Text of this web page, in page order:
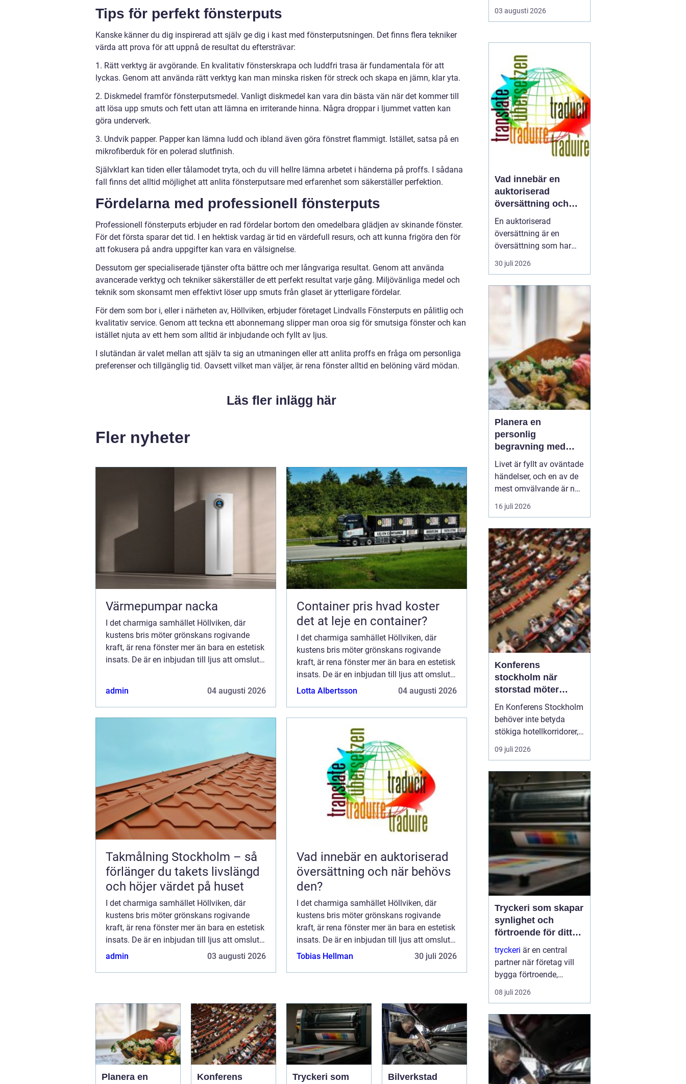
Tips för perfekt fönsterputs
Kanske känner du dig inspirerad att själv ge dig i kast med fönsterputsningen. Det finns flera tekniker
värda att prova för att uppnå de resultat du eftersträvar:
1. Rätt verktyg är avgörande. En kvalitativ fönsterskrapa och luddfri trasa är fundamentala för att
lyckas. Genom att använda rätt verktyg kan man minska risken för streck och skapa en jämn, klar yta.
2. Diskmedel framför fönsterputsmedel. Vanligt diskmedel kan vara din bästa vän när det kommer till
att lösa upp smuts och fett utan att lämna en irriterande hinna. Några droppar i ljummet vatten kan
göra underverk.
3. Undvik papper. Papper kan lämna ludd och ibland även göra fönstret flammigt. Istället, satsa på en
mikrofiberduk för en polerad slutfinish.
Självklart kan tiden eller tålamodet tryta, och du vill hellre lämna arbetet i händerna på proffs. I sådana
fall finns det alltid möjlighet att anlita fönsterputsare med erfarenhet som säkerställer perfektion.
Fördelarna med professionell fönsterputs
Professionell fönsterputs erbjuder en rad fördelar bortom den omedelbara glädjen av skinande fönster.
För det första sparar det tid. I en hektisk vardag är tid en värdefull resurs, och att kunna frigöra den för
att fokusera på andra uppgifter kan vara en välsignelse.
Dessutom ger specialiserade tjänster ofta bättre och mer långvariga resultat. Genom att använda
avancerade verktyg och tekniker säkerställer de ett perfekt resultat varje gång. Miljövänliga medel och
teknik som skonsamt men effektivt löser upp smuts från glaset är ytterligare fördelar.
För dem som bor i, eller i närheten av, Höllviken, erbjuder företaget Lindvalls Fönsterputs en pålitlig och
kvalitativ service. Genom att teckna ett abonnemang slipper man oroa sig för smutsiga fönster och kan
istället njuta av ett hem som alltid är inbjudande och fyllt av ljus.
I slutändan är valet mellan att själv ta sig an utmaningen eller att anlita proffs en fråga om personliga
preferenser och tillgänglig tid. Oavsett vilket man väljer, är rena fönster alltid en belöning värd mödan.
Läs fler inlägg här
Fler nyheter
Värmepumpar nacka
I det charmiga samhället Höllviken, där
kustens bris möter grönskans rogivande
kraft, är rena fönster mer än bara en estetisk
insats. De är en inbjudan till ljus att omsluta
admin
04 augusti 2026
Container pris hvad koster
det at leje en container?
I det charmiga samhället Höllviken, där
kustens bris möter grönskans rogivande
kraft, är rena fönster mer än bara en estetisk
insats. De är en inbjudan till ljus att omsluta
hemmet, vilket skapar en harmon...
Lotta Albertsson 04 augusti 2026
Takmålning Stockholm – så
förlänger du takets livslängd
och höjer värdet på huset
I det charmiga samhället Höllviken, där
kustens bris möter grönskans rogivande
kraft, är rena fönster mer än bara en estetisk
insats. De är en inbjudan till ljus att omsluta
hemmet, vilket skapar en harmon...
admin 03 augusti 2026
Vad innebär en auktoriserad
översättning och när behövs
den?
I det charmiga samhället Höllviken, där
kustens bris möter grönskans rogivande
kraft, är rena fönster mer än bara en estetisk
insats. De är en inbjudan till ljus att omsluta
hemmet, vilket skapar en harmon...
Tobias Hellman 30 juli 2026
Planera en Konferens Tryckeri som Bilverkstad
fräscha upp husets
utseende. Den skyddar
str...
03 augusti 2026
Vad innebär en
auktoriserad
översättning och
när behövs den?
En auktoriserad
översättning är en
översättning som har
juridisk giltighet. Den
utförs av en översättare
Kammarkollegiet och
att översättningen...
30 juli 2026
Planera en
personlig
begravning med
hjälp av en
begravningsbyrå
Livet är fyllt av oväntade
händelser, och en av de
mest omvälvande är när
någon nära oss går bort.
Det kan vara en
logistisk utmaning att
hantera. Här kommer en
begravning...
16 juli 2026
Konferens
stockholm när
storstad möter
rofylld landsbygd
En Konferens Stockholm
behöver inte betyda
stökiga hotellkorridorer,
trånga mötesrum och
brus från citytrafiken.
stället lugna, personliga
anläggningar strax
utanför stan där gruppen
kan fokusera, arbeta
ostört och samtidigt...
09 juli 2026
Tryckeri som skapar
synlighet och
förtroende för ditt
företag
tryckeri är en central
partner när företag vill
bygga förtroende,
synlighet och en tydlig
profil i alla fysiska
genomtänkta trycksaker
som visitkort, broschyrer
och skyltar blir
varumärket konkret o...
08 juli 2026